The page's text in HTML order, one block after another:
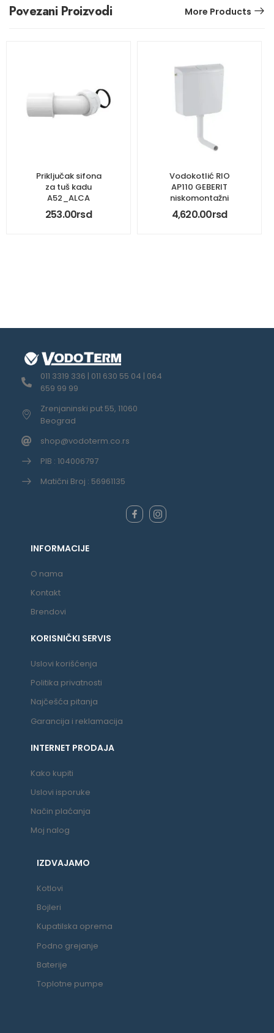
Povezani Proizvodi More Products
Priključak sifona
za tuš kadu
A52_ALCA
253.00rsd
Vodokotlić RIO
AP110 GEBERIT
niskomontažni
4,620.00rsd
011 3319 336 | 011 630 55 04 | 064
659 99 99
Zrenjaninski put 55, 11060
Beograd
shop@vodoterm.co.rs
PIB : 104006797
Matični Broj : 56961135
INFORMACIJE
O nama
Kontakt
Brendovi
KORISNIČKI SERVIS
Uslovi korišćenja
Politika privatnosti
Najčešća pitanja
Garancija i reklamacija
INTERNET PRODAJA
Kako kupiti
Uslovi isporuke
Način plaćanja
Moj nalog
IZDVAJAMO
Kotlovi
Bojleri
Kupatilska oprema
Podno grejanje
Baterije
Toplotne pumpe